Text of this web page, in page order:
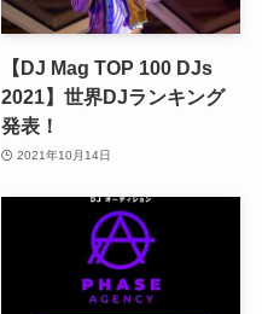
【DJ Mag TOP 100 DJs
2021】世界DJランキング
発表！
2021年10月14日